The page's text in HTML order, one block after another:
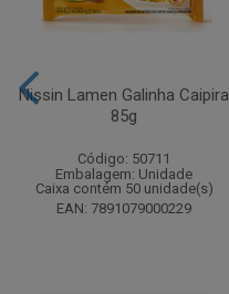
Nissin Lamen Galinha Caipira
85g
Código: 50711
Embalagem: Unidade
Caixa contém 50 unidade(s)
EAN: 7891079000229